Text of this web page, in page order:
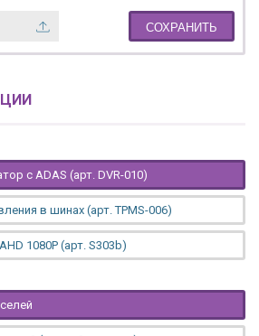
СОХРАНИТЬ
с ADAS (арт. DVR-010)
в шинах (арт. TPMS-006)
1080P (арт. S303b)